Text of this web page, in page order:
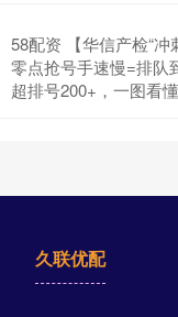
58配资 【华信产检“
零点抢号手速慢=排队
超排号200+，一图看
久联优配